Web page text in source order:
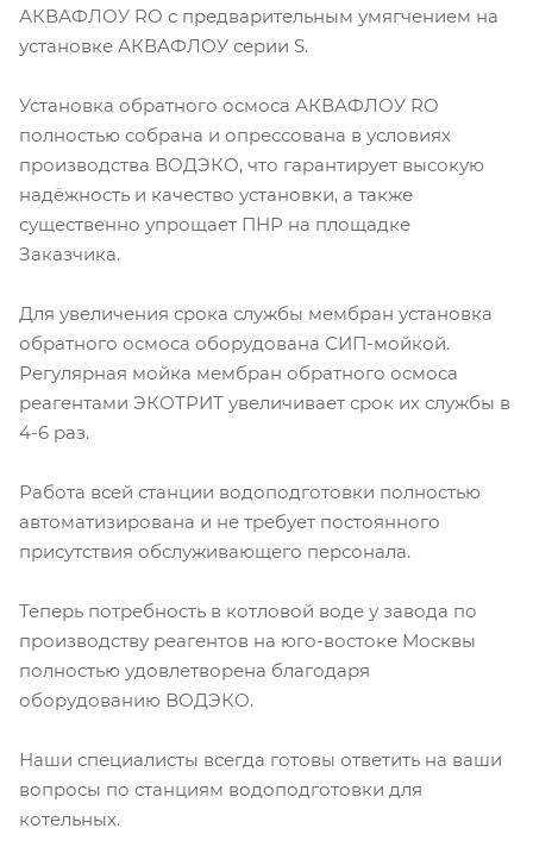
АКВАФЛОУ RO с предварительным умягчением на
установке АКВАФЛОУ серии S.
Установка обратного осмоса АКВАФЛОУ RO
полностью собрана и опрессована в условиях
производства ВОДЭКО, что гарантирует высокую
надёжность и качество установки, а также
существенно упрощает ПНР на площадке
Заказчика.
Для увеличения срока службы мембран установка
обратного осмоса оборудована СИП-мойкой.
Регулярная мойка мембран обратного осмоса
реагентами ЭКОТРИТ увеличивает срок их службы в
4-6 раз.
Работа всей станции водоподготовки полностью
автоматизирована и не требует постоянного
присутствия обслуживающего персонала.
Теперь потребность в котловой воде у завода по
производству реагентов на юго-востоке Москвы
полностью удовлетворена благодаря
оборудованию ВОДЭКО.
Наши специалисты всегда готовы ответить на ваши
вопросы по станциям водоподготовки для
котельных.